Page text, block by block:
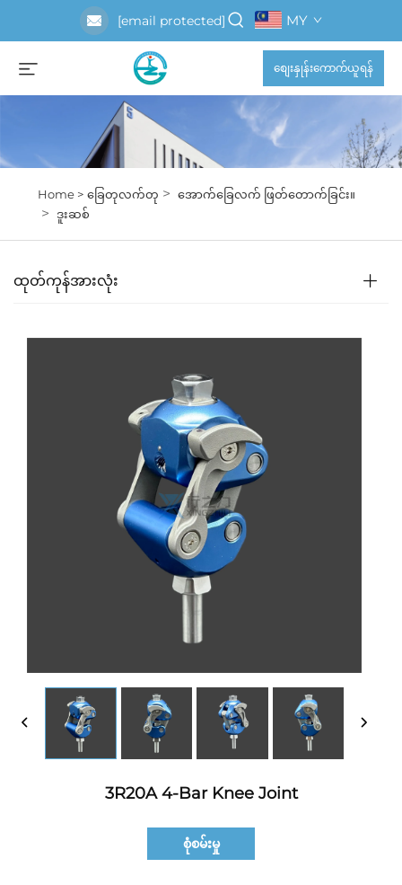
[email protected] MY
စျေးနှုန်းကောက်ယူရန်
Home > ခြေတုလက်တု > အောက်ခြေလက် ဖြတ်တောက်ခြင်း။
> ဒူးဆစ်
ထုတ်ကုန်အားလုံး
3R20A 4-Bar Knee Joint
စုံစမ်းမှု